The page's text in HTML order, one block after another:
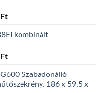
FtCurrent
is: kombinált
FtCurrent
is:
119.990 Ft.
Szabadonálló
186 x 59.5 x